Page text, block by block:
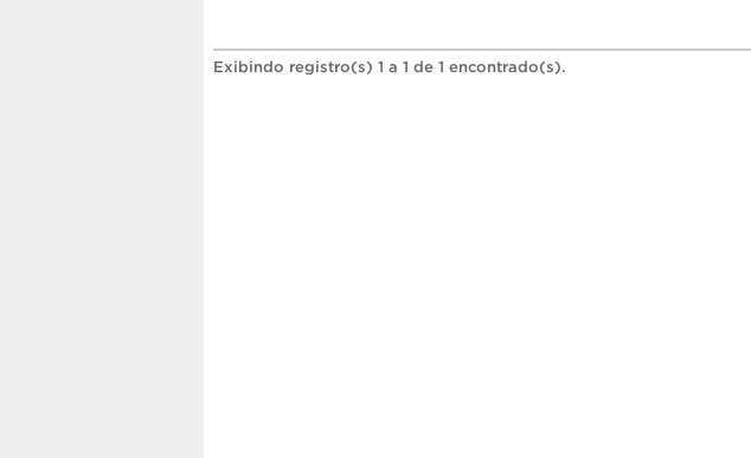
Exibindo registro(s) 1 a 1 de 1 encontrado(s).